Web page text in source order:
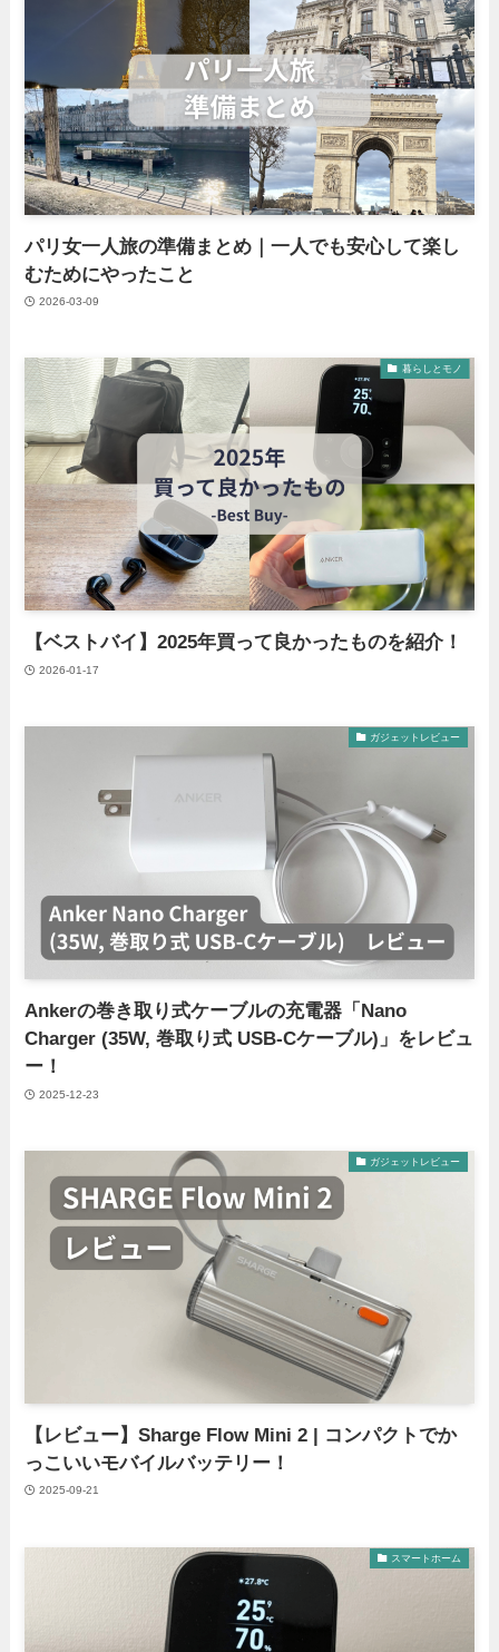
パリ女一人旅の準備まとめ｜一人でも安心して楽し
むためにやったこと
2026-03-09
暮らしとモノ
【ベストバイ】2025年買って良かったものを紹介！
2026-01-17
ガジェットレビュー
Ankerの巻き取り式ケーブルの充電器「Nano
Charger (35W, 巻取り式 USB-Cケーブル)」をレビュ
ー！
2025-12-23
ガジェットレビュー
【レビュー】Sharge Flow Mini 2 | コンパクトでか
っこいいモバイルバッテリー！
2025-09-21
スマートホーム